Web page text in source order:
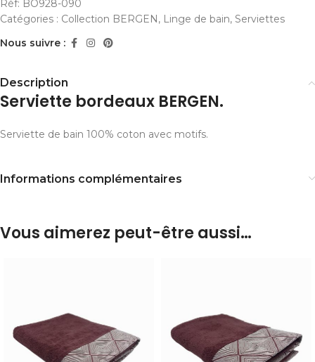
Réf: BO928-090
Catégories : Collection BERGEN, Linge de bain, Serviettes
Nous suivre :
Description
Serviette bordeaux BERGEN.
Serviette de bain 100% coton avec motifs.
Informations complémentaires
Vous aimerez peut-être aussi…